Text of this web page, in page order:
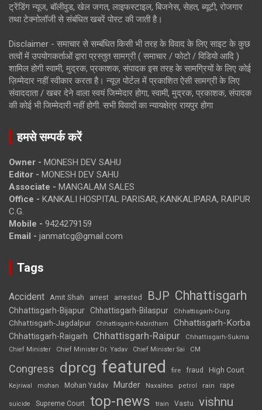
ट्रेंडिंग न्यूज, बॉलीवुड, खेल जगत, लाइफस्टाइल, बिजनेस, सेहत, ब्यूटी, रोजगार
तथा टेक्नोलॉजी से संबंधित खबरें पोस्ट की जाती है।
Disclaimer - समाचार से सम्बंधित किसी भी तरह के विवाद के लिए साइट के कुछ
तत्वों में उपयोगकर्ताओं द्वारा प्रस्तुत सामग्री ( समाचार / फोटो / विडियो आदि )
शामिल होगी स्वामी, मुद्रक, प्रकाशक, संपादक इस तरह के सामग्रियों के लिए कोई
ज़िम्मेदार नहीं स्वीकार करता है। न्यूज़ पोर्टल में प्रकाशित ऐसी सामग्री के लिए
संवाददाता / खबर देने वाला स्वयं जिम्मेदार होगा, स्वामी, मुद्रक, प्रकाशक, संपादक
की कोई भी जिम्मेदारी नहीं होगी. सभी विवादों का न्यायक्षेत्र रायपुर होगा
हमसे सम्पर्क करें
Owner - MONESH DEV SAHU
Editor - MONESH DEV SAHU
Associate - MANGALAM SALES
Office - KANKALI HOSPITAL PARISAR, KANKALIPARA, RAIPUR
C.G.
Mobile - 9424279159
Email - janmatcg@gmail.com
Tags
Accident Amit Shah arrest arrested BJP Chhattisgarh
Chhattisgarh-Bijapur Chhattisgarh-Bilaspur Chhattisgarh-Durg
Chhattisgarh-Jagdalpur Chhattisgarh-Kabirdham Chhattisgarh-Korba
Chhattisgarh-Raigarh Chhattisgarh-Raipur
Chhattisgarh-Sukma
Chief Minister
Chief Minister Dr. Yadav Chief Minister Sai CM
Congress dprcg featured fire fraud High Court
Kejriwal mohan Mohan Yadav Murder Naxalites petrol rain rape
suicide Supreme Court top-news train Vastu vishnu